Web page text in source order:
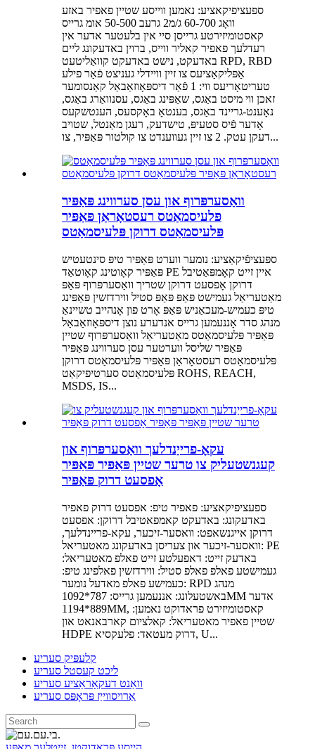
ספעציפיקאציע: נאמען ווייסע שטיין פאפיר באזע
וואָג 60-700 ג/מ2 גרעב 50-500 אומ גרייס
קאסטומיזירטע גרייסן סיי אין בלעטער אדער אין
רעדלעך פאפיר קאליר ווייס, ברוין באדעקונג ליים
באדעקט, נישט באדעקט קוואַליטעט RPD, RBD
אַפּליקאַציעס צו זיין וויידלי געניצט פֿאַר פילע
טעריטאָריעס ווי: 1 פֿאַר דיספּאָוזאַבאַל קאַנסומער
זאכן ווי מיסט באַגס, שאַפּינג באַגס, עסנוואַרג באַגס,
נאָענט-גריינד באַגס, בענטאָ באָקסעס, הענטשקעס
אָדער פֿיס סטעיפּ, טישדעק, רעגן מאַנטל, שטויב
דעקן עטק. 2 צו זיין געווענדט צו קולטור פּאַפּיר, צו...
וואַסערפּרוף און עסן סערווינג פּאַפּיר
פּלעיסמאַטס רעסטאָראַן פּאַפּיר
פּלעיסמאַטס דרוקן פּלעיסמאַטס
ספּעציפֿיקאַציע: נומער ווערט פּאַפּיר טיפּ סינטעטיש
פּאַפּיר קאָוטינג קאָוטאַד PE איין זייט קאָמפּאַטיבל
דרוקן אָפסעט דרוקן שטריך וואַסערפּרוף פּאַפּ
מאַטעריאַל געמישט פּאַפּ פּאַפּ סטיל ווירדזשין פּאַפּינג
טיפּ כעמיש-מעכאַניש פּאַפּ אָרט פון אָנהייב טשיינאַ
מנהג סדר אָננעמען גרייס אנדערע נוצן דיספּאָוזאַבאַל
פּאַפּיר פּלעיסמאַטס מאַטעריאַל וואַסערפּרוף שטיין
פּאַפּיר שליסל ווערטער עסן סערווינג פּאַפּיר
פּלעיסמאַטס רעסטאָראַן פּאַפּיר פּלעיסמאַטס דרוקן
פּלעיסמאַטס סערטיפיקאַט ROHS, REACH,
MSDS, IS...
עקאָ-פרייַנדלעך וואַסערפּרוף און
קעגנשטעליק צו טרער שטיין פּאַפּיר פּאַפּיר
אָפסעט דרוק פּאַפּיר
ספעציפיקאציע: פאפיר טיפ: אפסעט דרוק פאפיר
באדעקונג: באדעקט קאמפאטיבל דרוקן: אפסעט
דרוקן אייגנשאפט: וואסער-זיכער, עקא-פריינדלעך,
וואסער-זיכער און צעריסן באדעקונג מאטעריאל: PE
באדעק זייט: דאפעלטע זייט פאלפ מאטעריאל:
געמישטע פאלפ פאלפ סטיל: ווירדזשין פאלפינג טיפ:
כעמישע פאלפ מאדעל נומער: RPD מנהג
באשטעלונג: אננעמען גרייס: 787*1092MM אדער
889*1194MM, קאסטומיזירט פראדוקט נאמען:
שטיין פאפיר מאטעריאל: קאלציום קארבאנאט און
HDPE דרוק מעטאד: פלעקסיא, U...
קלעפּיק סעריע
ליכט קעסטל סעריע
וואַנט דעקאָראַציע סעריע
אַרויסווייַז פּראָפּס סעריע